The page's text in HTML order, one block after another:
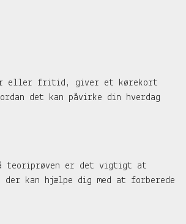
eller fritid, giver et kørekort
det kan påvirke din hverdag
teoriprøven er det vigtigt at
kan hjælpe dig med at forberede